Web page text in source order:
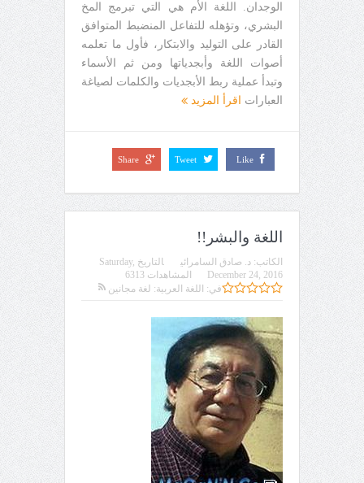
الوجدان. اللغة الأم هي التي تبرمج المخ
البشري، وتؤهله للتفاعل المنضبط المتوافق
القادر على التوليد والابتكار، فأول ما تعلمه
أصوات اللغة وأبجدياتها ومن ثم الأسماء
وتبدأ عملية ربط الأبجديات والكلمات لصياغة
العبارات
اقرأ المزيد
Like
Tweet
Share
اللغة والبشر!!
الكاتب: د. صادق السامرائي التاريخ Saturday,
December 24, 2016
في: اللغة العربية: لغة مجانين
المشاهدات 6313